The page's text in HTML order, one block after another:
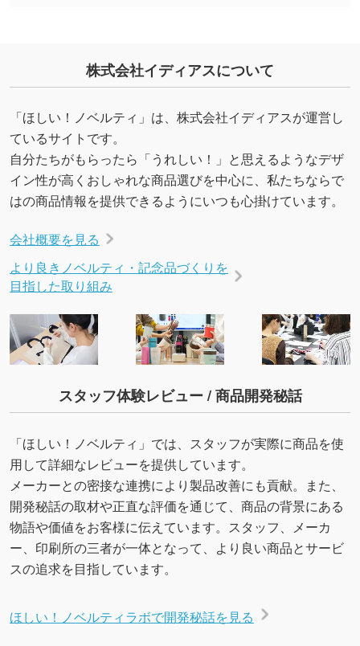
・デザインにQRコードを入れたい／QRコード
を生成してほしい
URLをご指定いただければ、QRコードを生成
いたします。配置のご相談にも応じています。
→詳しく見る
株式会社イディアスについて
「ほしい！ノベルティ」は、株式会社イディアスが運営し
ているサイトです。
自分たちがもらったら「うれしい！」と思えるようなデザ
イン性が高くおしゃれな商品選びを中心に、私たちならで
はの商品情報を提供できるようにいつも心掛けています。
会社概要を見る
より良きノベルティ・記念品づくりを
目指した取り組み
スタッフ体験レビュー / 商品開発秘話
「ほしい！ノベルティ」では、スタッフが実際に商品を使
用して詳細なレビューを提供しています。
メーカーとの密接な連携により製品改善にも貢献。また、
開発秘話の取材や正直な評価を通じて、商品の背景にある
物語や価値をお客様に伝えています。スタッフ、メーカ
ー、印刷所の三者が一体となって、より良い商品とサービ
スの追求を目指しています。
ほしい！ノベルティラボで開発秘話を見る